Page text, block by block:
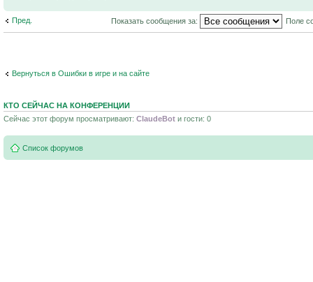
Пред. Показать сообщения за: Поле
Вернуться в Ошибки в игре и на сайте
КТО СЕЙЧАС НА КОНФЕРЕНЦИИ
Сейчас этот форум просматривают: ClaudeBot и гости: 0
Список форумов